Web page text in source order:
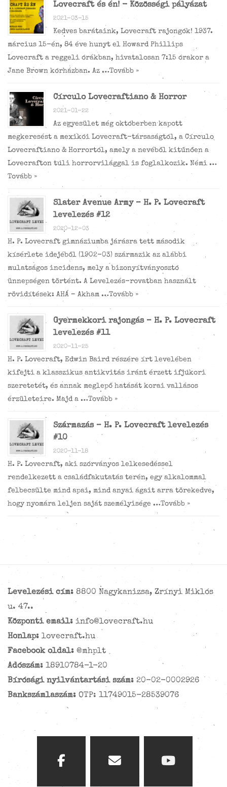
Lovecraft és én! - Közösségi pályázat
2021-03-15
Kedves barátaink, Lovecraft rajongók! 1937.
március 15-én, 84 éve hunyt el Howard Phillips
Lovecraft a reggeli órákban, hivatalosan 7:15 órakor a
Jane Brown kórházban. Az …Tovább »
Círculo Lovecraftiano & Horror
2021-01-22
Az egyesület még októberben kapott
megkeresést a mexikói Lovecraft-társaságtól, a Círculo
Lovecraftiano & Horrortól, amely a nevéből kitűnően a
Lovecrafton túli horrorvilággal is foglalkozik. Némi …
Tovább »
Slater Avenue Army – H. P. Lovecraft
levelezés #12
2020-12-03
H. P. Lovecraft gimnáziumba járásra tett második
kísérlete idejéből (1902-03) származik az alábbi
mulatságos incidens, mely a bizonyítványosztó
ünnepségen történt. A Levelezés-rovatban használt
rövidítések: AHÁ – Akham …Tovább »
Gyermekkori rajongás – H. P. Lovecraft
levelezés #11
2020-11-25
H. P. Lovecraft, Edwin Baird részére írt levelében
kifejti a klasszikus antikvitás iránt érzett ifjúkori
szeretetét, és annak meglepő hatását korai vallásos
érzületeire. Majd a …Tovább »
Származás – H. P. Lovecraft levelezés
#10
2020-11-18
H. P. Lovecraft, aki szórványos lelkesedéssel
rendelkezett a családfakutatás terén, egy alkalommal
felbecsülte mind apai, mind anyai ágait arra törekedve,
hogy nyomára leljen saját személyisége …Tovább »
Levelezési cím: 8800 Nagykanizsa, Zrínyi Miklós
u. 47..
Központi email: info@lovecraft.hu
Honlap: lovecraft.hu
Facebook oldal: @mhplt
Adószám: 18910784-1-20
Bírósági nyilvántartási szám: 20-02-0002926
Bankszámlaszám: OTP: 11749015-28539076